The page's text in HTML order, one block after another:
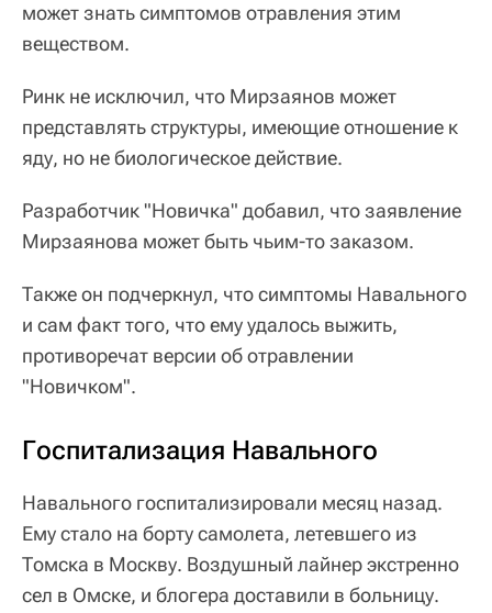
может знать симптомов отравления этим
веществом.
Ринк не исключил, что Мирзаянов может
представлять структуры, имеющие отношение к
яду, но не биологическое действие.
Разработчик "Новичка" добавил, что заявление
Мирзаянова может быть чьим-то заказом.
Также он подчеркнул, что симптомы Навального
и сам факт того, что ему удалось выжить,
противоречат версии об отравлении
"Новичком".
Госпитализация Навального
Навального госпитализировали месяц назад.
Ему стало на борту самолета, летевшего из
Томска в Москву. Воздушный лайнер экстренно
сел в Омске, и блогера доставили в больницу.